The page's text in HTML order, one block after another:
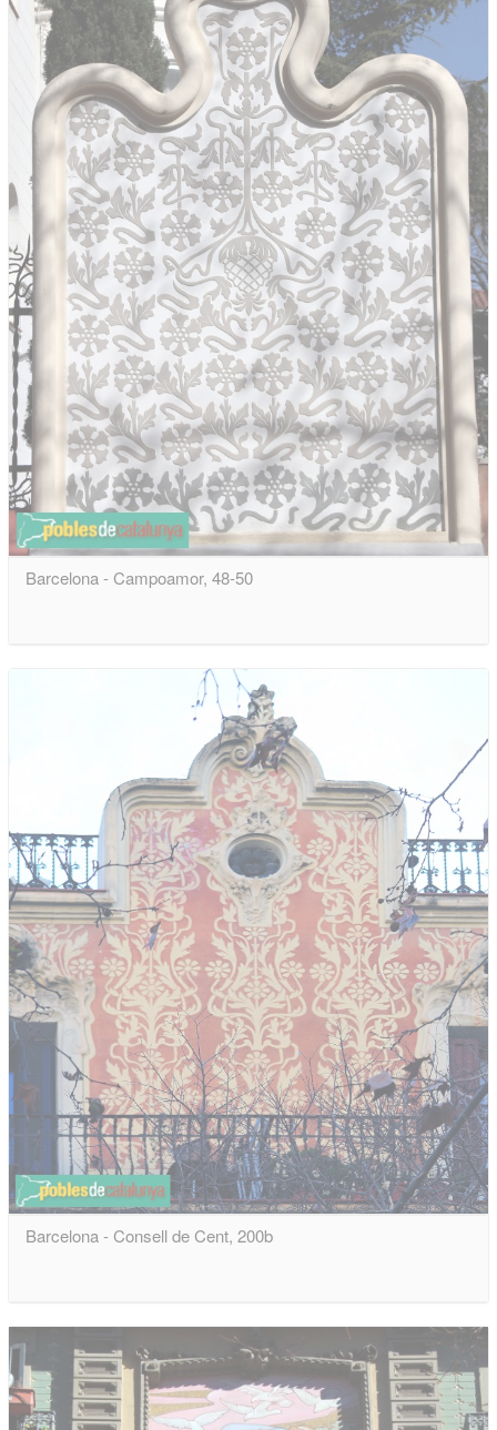
Barcelona - Campoamor, 48-50
Barcelona - Consell de Cent, 200b